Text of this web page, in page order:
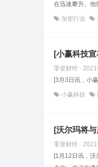
在迅速攀升。他
加密行业
[小赢科技
零壹财经 ·
[3月3日讯，小
小赢科技
[沃尔玛将与
零壹财经 ·
[1月12日讯，